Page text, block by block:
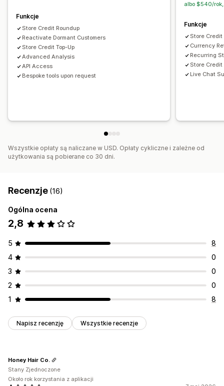
Funkcje
Store Credit Roundup
Reactivate Dormant Customers
Store Credit Top-Up
Advanced Analysis
API Access
Bespoke tools upon request
albo $540/
Funkcje
Store Credit
Currency
Recurring
Store
Live Chat
Wszystkie opłaty są naliczane w USD. Opłaty cykliczne i zależne od
użytkowania są pobierane co 30 dni.
Recenzje (16)
Ogólna ocena
2,8
5
8
4
0
3
0
2
0
1
8
Napisz recenzję Wszystkie recenzje
Honey Hair Co.
Stany Zjednoczone
Około rok korzystania z aplikacji